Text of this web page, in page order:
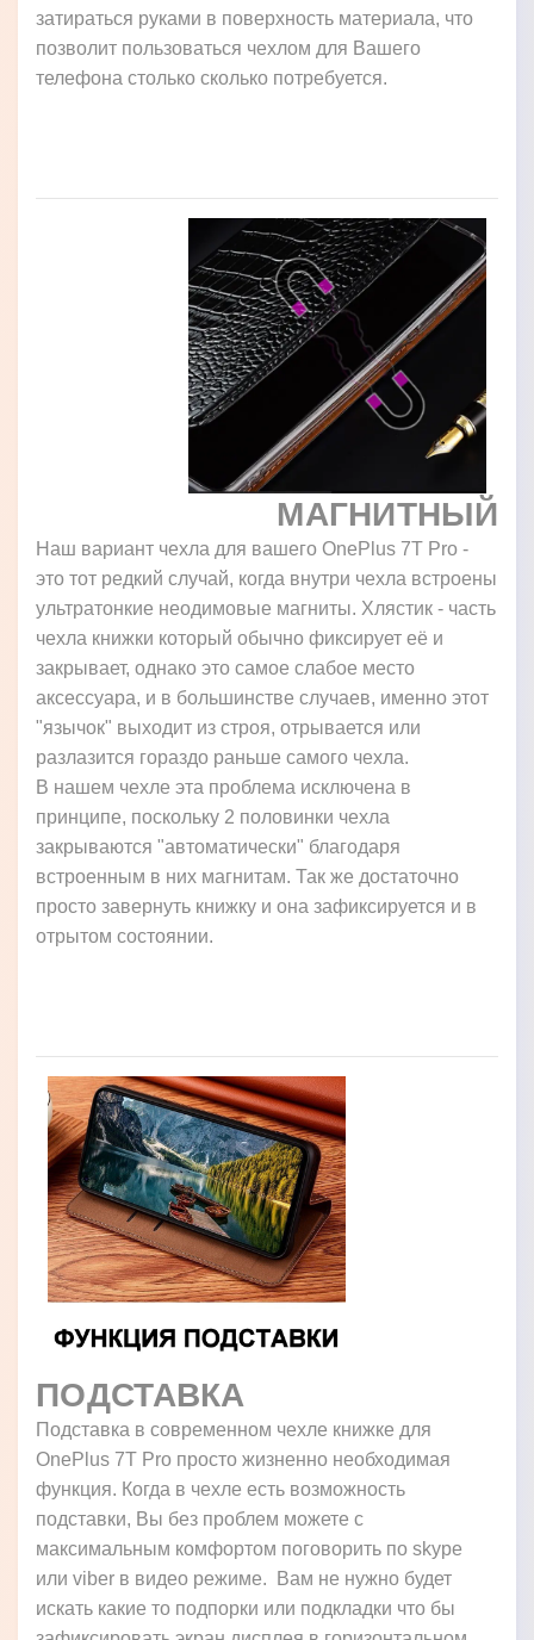
затираться руками в поверхность материала, что
позволит пользоваться чехлом для Вашего
телефона столько сколько потребуется.
МАГНИТНЫЙ
Наш вариант чехла для вашего OnePlus 7T Pro -
это тот редкий случай, когда внутри чехла встроены
ультратонкие неодимовые магниты. Хлястик - часть
чехла книжки который обычно фиксирует её и
закрывает, однако это самое слабое место
аксессуара, и в большинстве случаев, именно этот
"язычок" выходит из строя, отрывается или
разлазится гораздо раньше самого чехла.
В нашем чехле эта проблема исключена в
принципе, поскольку 2 половинки чехла
закрываются "автоматически" благодаря
встроенным в них магнитам. Так же достаточно
просто завернуть книжку и она зафиксируется и в
отрытом состоянии.
ПОДСТАВКА
Подставка в современном чехле книжке для
OnePlus 7T Pro просто жизненно необходимая
функция. Когда в чехле есть возможность
подставки, Вы без проблем можете с
максимальным комфортом поговорить по skype
или viber в видео режиме. Вам не нужно будет
искать какие то подпорки или подкладки что бы